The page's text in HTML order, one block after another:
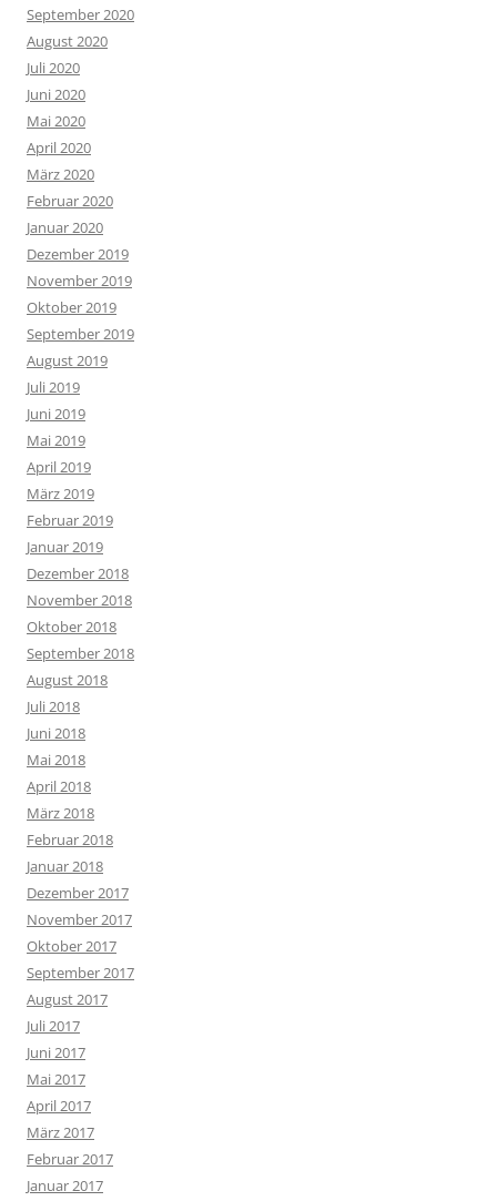
September 2020
August 2020
Juli 2020
Juni 2020
Mai 2020
April 2020
März 2020
Februar 2020
Januar 2020
Dezember 2019
November 2019
Oktober 2019
September 2019
August 2019
Juli 2019
Juni 2019
Mai 2019
April 2019
März 2019
Februar 2019
Januar 2019
Dezember 2018
November 2018
Oktober 2018
September 2018
August 2018
Juli 2018
Juni 2018
Mai 2018
April 2018
März 2018
Februar 2018
Januar 2018
Dezember 2017
November 2017
Oktober 2017
September 2017
August 2017
Juli 2017
Juni 2017
Mai 2017
April 2017
März 2017
Februar 2017
Januar 2017